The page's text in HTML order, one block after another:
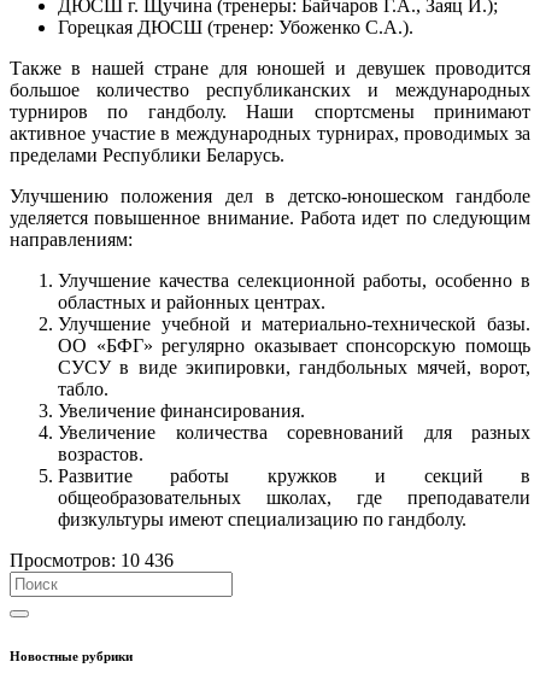
ДЮСШ г. Щучина (тренеры: Байчаров Г.А., Заяц И.);
Горецкая ДЮСШ (тренер: Убоженко С.А.).
Также в нашей стране для юношей и девушек проводится
большое количество республиканских и международных
турниров по гандболу. Наши спортсмены принимают
активное участие в международных турнирах, проводимых за
пределами Республики Беларусь.
Улучшению положения дел в детско-юношеском гандболе
уделяется повышенное внимание. Работа идет по следующим
направлениям:
Улучшение качества селекционной работы, особенно в
областных и районных центрах.
Улучшение учебной и материально-технической базы.
ОО «БФГ» регулярно оказывает спонсорскую помощь
СУСУ в виде экипировки, гандбольных мячей, ворот,
табло.
Увеличение финансирования.
Увеличение количества соревнований для разных
возрастов.
Развитие работы кружков и секций в
общеобразовательных школах, где преподаватели
физкультуры имеют специализацию по гандболу.
Просмотров: 10 436
Новостные рубрики